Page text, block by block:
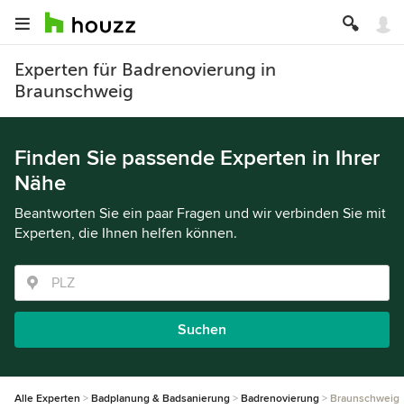
Experten für Badrenovierung in
Braunschweig
Finden Sie passende Experten in Ihrer
Nähe
Beantworten Sie ein paar Fragen und wir verbinden Sie mit
Experten, die Ihnen helfen können.
Suchen
Alle Experten Badplanung & Badsanierung Badrenovierung Braunschweig